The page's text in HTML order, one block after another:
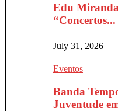
Edu
“Concertos...
July 31, 2026
Eventos
Banda
Juventude